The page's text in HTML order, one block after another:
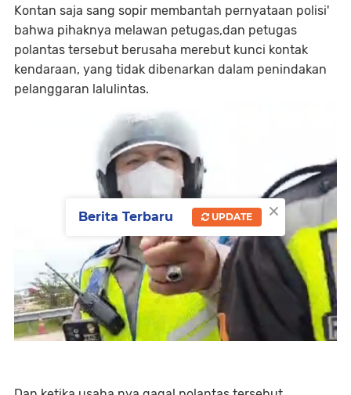
Kontan saja sang sopir membantah pernyataan polisi'
bahwa pihaknya melawan petugas,dan petugas
polantas tersebut berusaha merebut kunci kontak
kendaraan, yang tidak dibenarkan dalam penindakan
pelanggaran lalulintas.
×
Berita Terbaru UPDATE